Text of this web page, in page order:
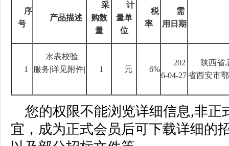
序
号
产品描述
采
购数
量
计
量单
位
税
率
需
用日期
1
水表校验
服务|详见附件|
|
1 元 6%
202
6-04-27
陕西省,
省西安市
您的权限不能浏览详细信息,非正
宜，成为正式会员后可下载详细的